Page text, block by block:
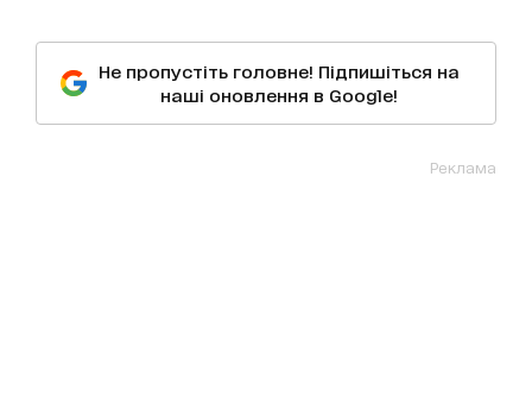
Не пропустіть головне! Підпишіться на
наші оновлення в Google!
Реклама